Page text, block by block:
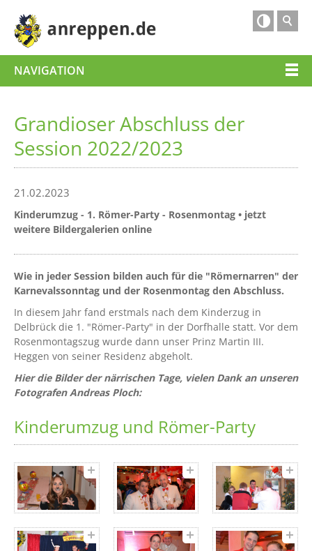

NAVIGATION
Grandioser Abschluss der
Session 2022/2023
21.02.2023
Kinderumzug - 1. Römer-Party - Rosenmontag • jetzt
weitere Bildergalerien online
Wie in jeder Session bilden auch für die "Römernarren" der
Karnevalssonntag und der Rosenmontag den Abschluss.
In diesem Jahr fand erstmals nach dem Kinderzug in
Delbrück die 1. "Römer-Party" in der Dorfhalle statt. Vor dem
Rosenmontagszug wurde dann unser Prinz Martin III.
Heggen von seiner Residenz abgeholt.
Hier die Bilder der närrischen Tage, vielen Dank an unseren
Fotografen Andreas Ploch:
Kinderumzug und Römer-Party